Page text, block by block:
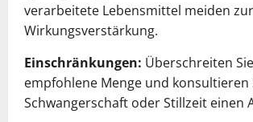
verarbeitete Lebensmittel meiden zur
Wirkungsverstärkung.
Einschränkungen: Überschreiten
empfohlene Menge und konsultieren
Schwangerschaft oder Stillzeit einen